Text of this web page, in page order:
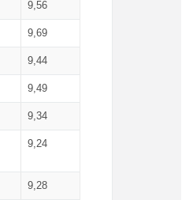
9,56
9,69
9,44
9,49
9,34
9,24
9,28